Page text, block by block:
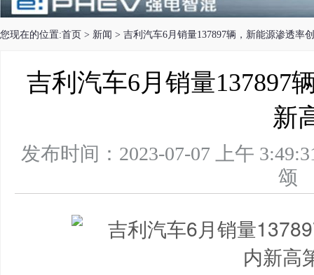
您现在的位置:首页 > 新闻 > 吉利汽车6月销量137897辆，新能源渗透率
吉利汽车6月销量137897
新
发布时间：2023-07-07 上午